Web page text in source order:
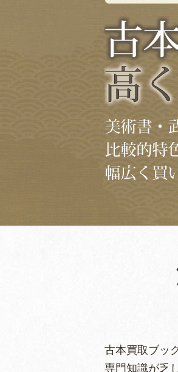
古本買取ブッ
専門知識が乏